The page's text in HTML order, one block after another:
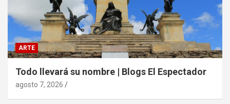
ARTE
Todo llevará su nombre | Blogs El Espectador
agosto 7, 2026